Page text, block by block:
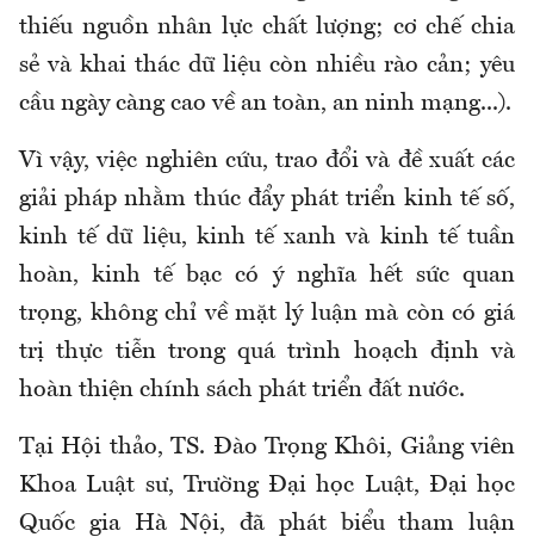
thiếu nguồn nhân lực chất lượng; cơ chế chia
sẻ và khai thác dữ liệu còn nhiều rào cản; yêu
cầu ngày càng cao về an toàn, an ninh mạng...).
Vì vậy, việc nghiên cứu, trao đổi và đề xuất các
giải pháp nhằm thúc đẩy phát triển kinh tế số,
kinh tế dữ liệu, kinh tế xanh và kinh tế tuần
hoàn, kinh tế bạc có ý nghĩa hết sức quan
trọng, không chỉ về mặt lý luận mà còn có giá
trị thực tiễn trong quá trình hoạch định và
hoàn thiện chính sách phát triển đất nước.
Tại Hội thảo, TS. Đào Trọng Khôi, Giảng viên
Khoa Luật sư, Trường Đại học Luật, Đại học
Quốc gia Hà Nội, đã phát biểu tham luận